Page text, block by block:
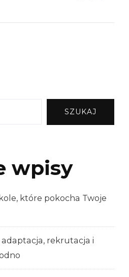
SZUKAJ
wpisy
które pokocha Twoje
adaptacja, rekrutacja i